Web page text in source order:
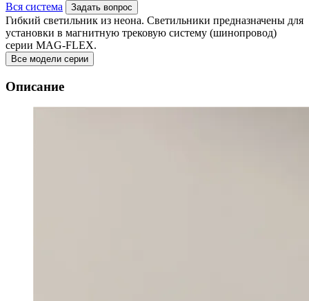
Вся система Задать вопрос
Гибкий светильник из неона. Светильники предназначены для
установки в магнитную трековую систему (шинопровод)
серии MAG-FLEX.
Все модели серии
Описание